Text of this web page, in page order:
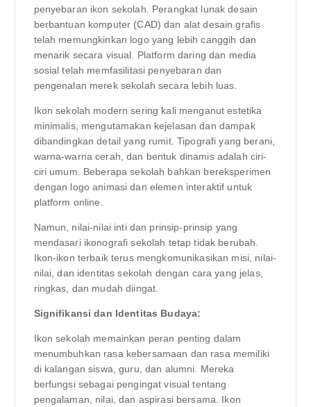
penyebaran ikon sekolah. Perangkat lunak desain
berbantuan komputer (CAD) dan alat desain grafis
telah memungkinkan logo yang lebih canggih dan
menarik secara visual. Platform daring dan media
sosial telah memfasilitasi penyebaran dan
pengenalan merek sekolah secara lebih luas.
Ikon sekolah modern sering kali menganut estetika
minimalis, mengutamakan kejelasan dan dampak
dibandingkan detail yang rumit. Tipografi yang berani,
warna-warna cerah, dan bentuk dinamis adalah ciri-
ciri umum. Beberapa sekolah bahkan bereksperimen
dengan logo animasi dan elemen interaktif untuk
platform online.
Namun, nilai-nilai inti dan prinsip-prinsip yang
mendasari ikonografi sekolah tetap tidak berubah.
Ikon-ikon terbaik terus mengkomunikasikan misi, nilai-
nilai, dan identitas sekolah dengan cara yang jelas,
ringkas, dan mudah diingat.
Signifikansi dan Identitas Budaya:
Ikon sekolah memainkan peran penting dalam
menumbuhkan rasa kebersamaan dan rasa memiliki
di kalangan siswa, guru, dan alumni. Mereka
berfungsi sebagai pengingat visual tentang
pengalaman, nilai, dan aspirasi bersama. Ikon